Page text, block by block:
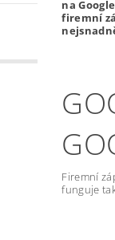
na
firemní
Firemní
funguje